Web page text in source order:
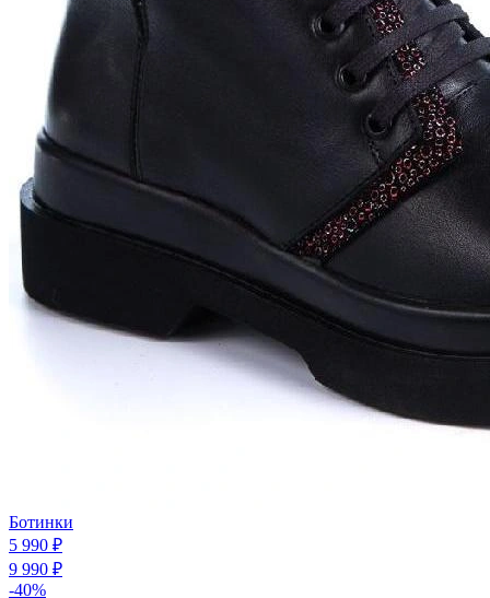
Ботинки
5 990 ₽
9 990 ₽
-40%